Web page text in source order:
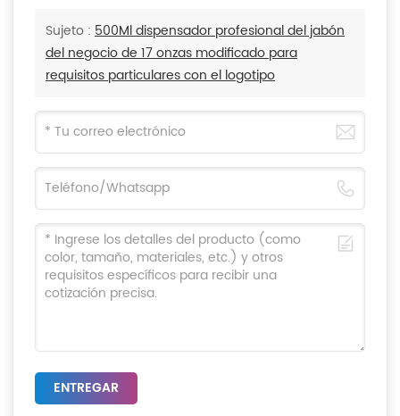
Sujeto : 500Ml dispensador profesional del jabón
del negocio de 17 onzas modificado para
requisitos particulares con el logotipo
ENTREGAR